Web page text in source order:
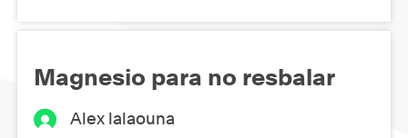
Magnesio para no resbalar
Alex lalaouna